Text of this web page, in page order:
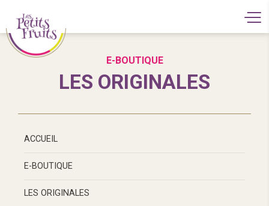
E-BOUTIQUE
LES ORIGINALES
ACCUEIL
E-BOUTIQUE
LES ORIGINALES